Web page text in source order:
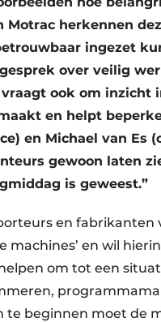
Motrac herkennen
ingezet
over veilig
ook om inzicht
en helpt
en Michael van Es
gewoon laten
is geweest.”
en
machines’ en wil
om tot een
te beginnen moet de